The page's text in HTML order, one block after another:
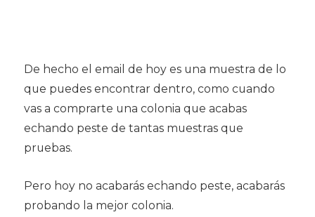
De hecho el email de hoy es una muestra de lo
que puedes encontrar dentro, como cuando
vas a comprarte una colonia que acabas
echando peste de tantas muestras que
pruebas.
Pero hoy no acabarás echando peste, acabarás
probando la mejor colonia.